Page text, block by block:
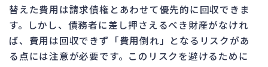
替えた費用は請求債権とあわせて優先的に回収できま
す。しかし、債務者に差し押さえるべき財産がなけれ
ば、費用は回収できず「費用倒れ」となるリスクがあ
る点には注意が必要です。このリスクを避けるために